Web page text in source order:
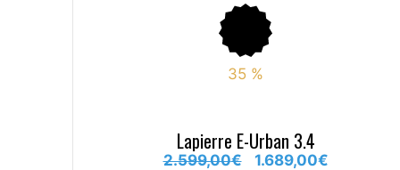
35 %
Lapierre E-Urban 3.4
2.599,00€ 1.689,00€